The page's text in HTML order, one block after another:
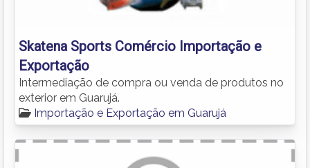
Skatena Sports Comércio Importação e
Exportação
Intermediação de compra ou venda de produtos no
exterior em Guarujá.
Importação e Exportação em Guarujá